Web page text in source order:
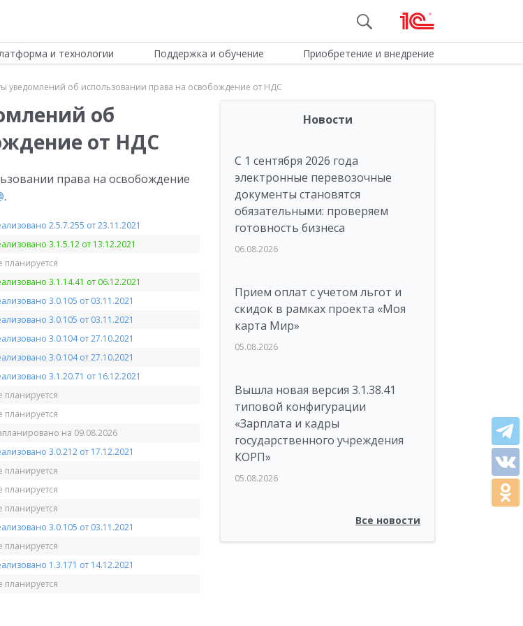
и технологии Поддержка и обучение Приобретение и внедрение
уведомлений об использовании права на освобождение от НДС
об
от НДС
права на освобождение
.
2.5.7.255 от 23.11.2021
3.1.5.12 от 13.12.2021
планируется
3.1.14.41 от 06.12.2021
3.0.105 от 03.11.2021
3.0.105 от 03.11.2021
3.0.104 от 27.10.2021
3.0.104 от 27.10.2021
3.1.20.71 от 16.12.2021
планируется
планируется
на 09.08.2026
3.0.212 от 17.12.2021
планируется
планируется
планируется
3.0.105 от 03.11.2021
планируется
1.3.171 от 14.12.2021
планируется
Новости
С 1 сентября 2026 года
электронные перевозочные
документы становятся
обязательными: проверяем
готовность бизнеса
06.08.2026
Прием оплат с учетом льгот и
скидок в рамках проекта «Моя
карта Мир»
05.08.2026
Вышла новая версия 3.1.38.41
типовой конфигурации
«Зарплата и кадры
государственного учреждения
КОРП»
05.08.2026
Все новости